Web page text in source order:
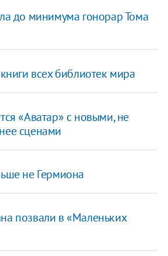
до минимума гонорар Тома
всех библиотек мира
«Аватар» с новыми, не
сценами
не Гермиона
позвали в «Маленьких